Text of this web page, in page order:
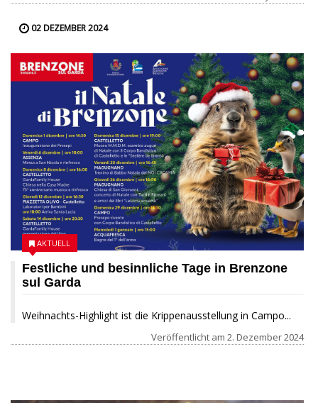
02 DEZEMBER 2024
Festliche und besinnliche Tage in Brenzone
sul Garda
Weihnachts-Highlight ist die Krippenausstellung in Campo...
AKTUELL
Veröffentlicht am 2. Dezember 2024